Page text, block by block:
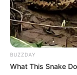
BUZZDAY
What This Snake